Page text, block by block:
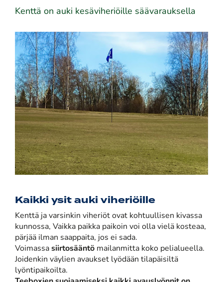
Kenttä on auki kesäviheriöille säävarauksella
Kaikki ysit auki viheriöille
Kenttä ja varsinkin viheriöt ovat kohtuullisen kivassa
kunnossa, Vaikka paikka paikoin voi olla vielä kosteaa,
pärjää ilman saappaita, jos ei sada.
Voimassa siirtosääntö mailanmitta koko pelialueella.
Joidenkin väylien avaukset lyödään tilapäisiltä
lyöntipaikoilta.